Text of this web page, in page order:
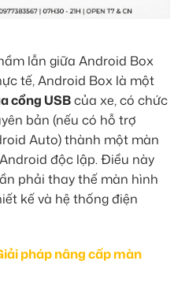
lẫn giữa Android Box
tế, Android Box là một
cổng USBcủa xe, có chức
bản (nếu có hỗ trợ
Auto) thành một màn
độc lập. Điều này
phải thay thế màn hình
kế và hệ thống điện
pháp nâng cấp màn